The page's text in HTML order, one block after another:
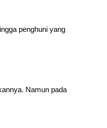
penghuni yang
Namun pada